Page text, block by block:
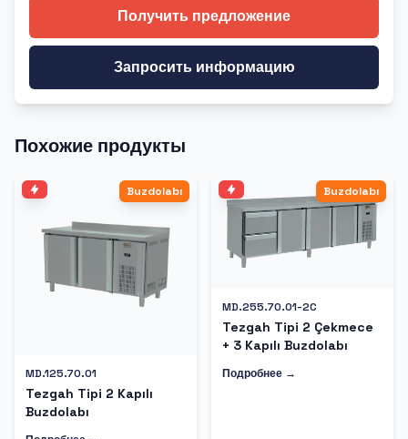
Получить предложение
Запросить информацию
Похожие продукты
Buzdolabı
MD.125.70.01
Tezgah Tipi 2 Kapılı
Buzdolabı
Buzdolabı
MD.255.70.01-2C
Tezgah Tipi 2 Çekmece
+ 3 Kapılı Buzdolabı
Подробнее →